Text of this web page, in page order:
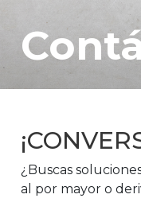
¿Buscas
al por mayor o